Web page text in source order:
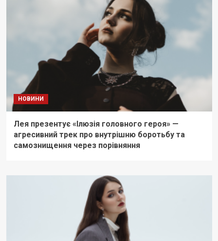
НОВИНИ
Лея презентує «Ілюзія головного героя» —
агресивний трек про внутрішню боротьбу та
самознищення через порівняння